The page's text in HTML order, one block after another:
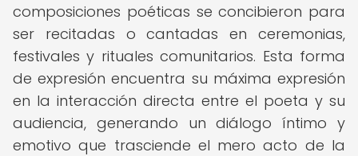
composiciones poéticas se concibieron para
ser recitadas o cantadas en ceremonias,
festivales y rituales comunitarios. Esta forma
de expresión encuentra su máxima expresión
en la interacción directa entre el poeta y su
audiencia, generando un diálogo íntimo y
emotivo que trasciende el mero acto de la